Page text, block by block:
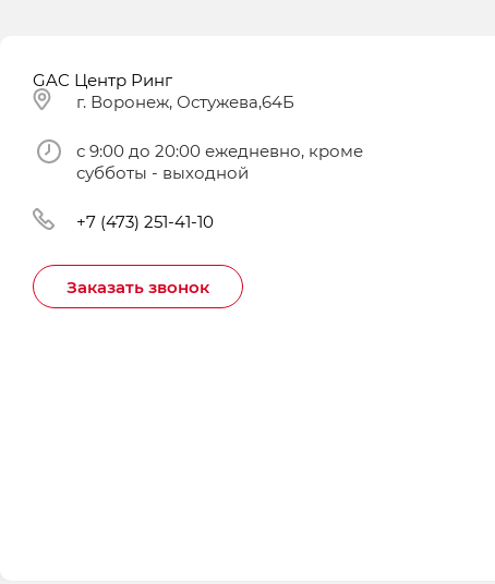
GAC Центр Ринг
г. Воронеж, Остужева,64Б
с 9:00 до 20:00 ежедневно, кроме
субботы - выходной
+7 (473) 251-41-10
Заказать звонок